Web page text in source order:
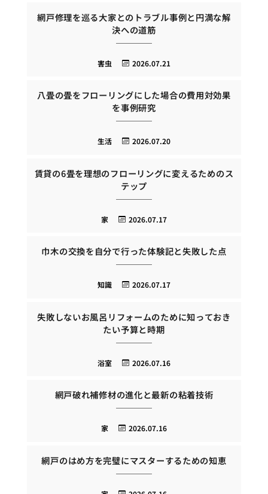
網戸修理を巡る大家とのトラブル事例と円満な解
決への道筋
2026.07.21
害虫
八畳の畳をフローリングにした場合の費用対効果
を事例研究
2026.07.20
生活
賃貸の6畳を理想のフローリングに変えるためのス
テップ
2026.07.17
家
巾木の交換を自分で行った体験記と失敗した点
2026.07.17
知識
失敗しないお風呂リフォームのために知っておき
たい予算と時期
2026.07.16
浴室
網戸破れ補修材の進化と最新の粘着技術
2026.07.16
家
網戸のはめ方を完璧にマスターするための知恵